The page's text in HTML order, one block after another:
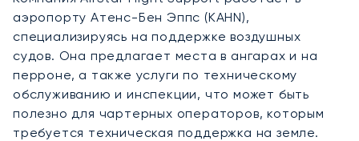
аэропорту Атенс-Бен Эппс (KAHN),
специализируясь на поддержке воздушных
судов. Она предлагает места в ангарах и на
перроне, а также услуги по техническому
обслуживанию и инспекции, что может быть
полезно для чартерных операторов, которым
требуется техническая поддержка на земле.